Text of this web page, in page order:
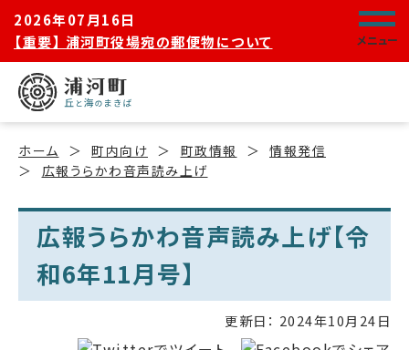
2026年07月16日
【重要】 浦河町役場宛の郵便物について
メニュー
ホーム 町内向け 町政情報
情報発信
広報うらかわ音声読み上げ
広報うらかわ音声読み上げ【令
和6年11月号】
更新日： 2024年10月24日